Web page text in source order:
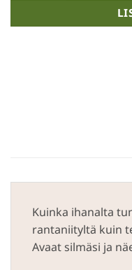
Kuinka ihanalta
rantaniityltä kuin
Avaat silmäsi ja